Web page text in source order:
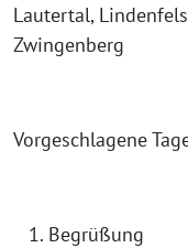
Lautertal,
Zwingenberg
Vorgeschlagene
Begrüßung